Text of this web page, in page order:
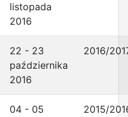
listopada
2016
22 - 23
października
2016
2016/
04 - 05
2015/